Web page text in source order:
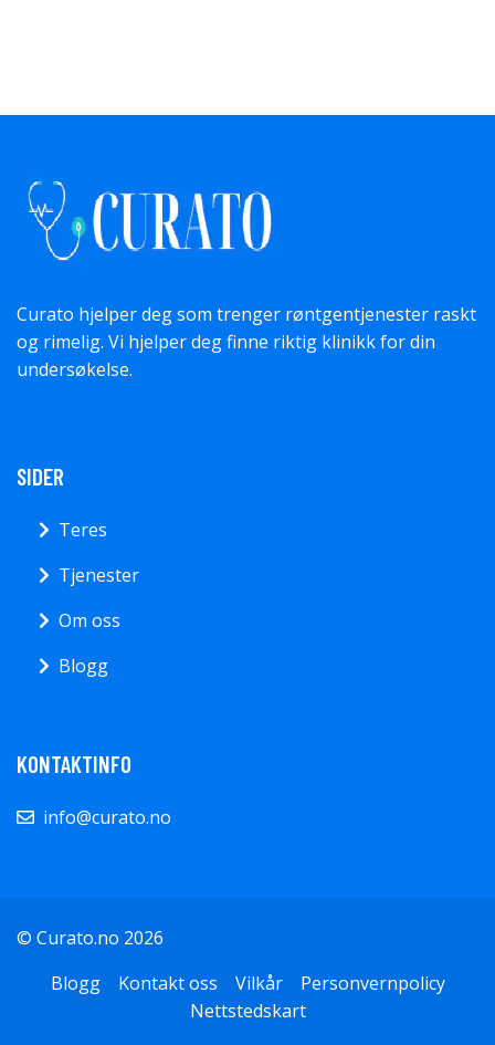
Curato hjelper deg som trenger røntgentjenester raskt
og rimelig. Vi hjelper deg finne riktig klinikk for din
undersøkelse.
SIDER
Teres
Tjenester
Om oss
Blogg
KONTAKTINFO
info@curato.no
© Curato.no 2026
Blogg
Kontakt oss Vilkår
Personvernpolicy
Nettstedskart